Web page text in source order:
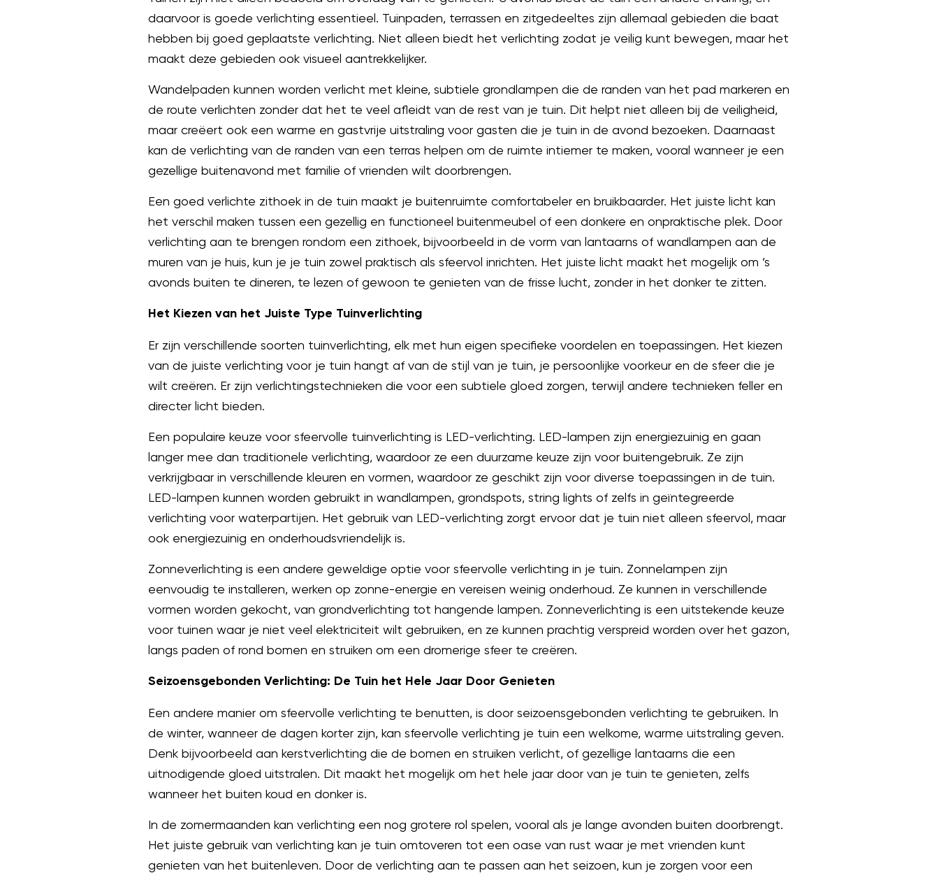
daarvoor is goede verlichting essentieel. Tuinpaden, terrassen en zitgedeeltes zijn allemaal gebieden die baat
hebben bij goed geplaatste verlichting. Niet alleen biedt het verlichting zodat je veilig kunt bewegen, maar het
maakt deze gebieden ook visueel aantrekkelijker.
Wandelpaden kunnen worden verlicht met kleine, subtiele grondlampen die de randen van het pad markeren en
de route verlichten zonder dat het te veel afleidt van de rest van je tuin. Dit helpt niet alleen bij de veiligheid,
maar creëert ook een warme en gastvrije uitstraling voor gasten die je tuin in de avond bezoeken. Daarnaast
kan de verlichting van de randen van een terras helpen om de ruimte intiemer te maken, vooral wanneer je een
gezellige buitenavond met familie of vrienden wilt doorbrengen.
Een goed verlichte zithoek in de tuin maakt je buitenruimte comfortabeler en bruikbaarder. Het juiste licht kan
het verschil maken tussen een gezellig en functioneel buitenmeubel of een donkere en onpraktische plek. Door
verlichting aan te brengen rondom een zithoek, bijvoorbeeld in de vorm van lantaarns of wandlampen aan de
muren van je huis, kun je je tuin zowel praktisch als sfeervol inrichten. Het juiste licht maakt het mogelijk om ’s
avonds buiten te dineren, te lezen of gewoon te genieten van de frisse lucht, zonder in het donker te zitten.
Het Kiezen van het Juiste Type Tuinverlichting
Er zijn verschillende soorten tuinverlichting, elk met hun eigen specifieke voordelen en toepassingen. Het kiezen
van de juiste verlichting voor je tuin hangt af van de stijl van je tuin, je persoonlijke voorkeur en de sfeer die je
wilt creëren. Er zijn verlichtingstechnieken die voor een subtiele gloed zorgen, terwijl andere technieken feller en
directer licht bieden.
Een populaire keuze voor sfeervolle tuinverlichting is LED-verlichting. LED-lampen zijn energiezuinig en gaan
langer mee dan traditionele verlichting, waardoor ze een duurzame keuze zijn voor buitengebruik. Ze zijn
verkrijgbaar in verschillende kleuren en vormen, waardoor ze geschikt zijn voor diverse toepassingen in de tuin.
LED-lampen kunnen worden gebruikt in wandlampen, grondspots, string lights of zelfs in geïntegreerde
verlichting voor waterpartijen. Het gebruik van LED-verlichting zorgt ervoor dat je tuin niet alleen sfeervol, maar
ook energiezuinig en onderhoudsvriendelijk is.
Zonneverlichting is een andere geweldige optie voor sfeervolle verlichting in je tuin. Zonnelampen zijn
eenvoudig te installeren, werken op zonne-energie en vereisen weinig onderhoud. Ze kunnen in verschillende
vormen worden gekocht, van grondverlichting tot hangende lampen. Zonneverlichting is een uitstekende keuze
voor tuinen waar je niet veel elektriciteit wilt gebruiken, en ze kunnen prachtig verspreid worden over het gazon,
langs paden of rond bomen en struiken om een dromerige sfeer te creëren.
Seizoensgebonden Verlichting: De Tuin het Hele Jaar Door Genieten
Een andere manier om sfeervolle verlichting te benutten, is door seizoensgebonden verlichting te gebruiken. In
de winter, wanneer de dagen korter zijn, kan sfeervolle verlichting je tuin een welkome, warme uitstraling geven.
Denk bijvoorbeeld aan kerstverlichting die de bomen en struiken verlicht, of gezellige lantaarns die een
uitnodigende gloed uitstralen. Dit maakt het mogelijk om het hele jaar door van je tuin te genieten, zelfs
wanneer het buiten koud en donker is.
In de zomermaanden kan verlichting een nog grotere rol spelen, vooral als je lange avonden buiten doorbrengt.
Het juiste gebruik van verlichting kan je tuin omtoveren tot een oase van rust waar je met vrienden kunt
genieten van het buitenleven. Door de verlichting aan te passen aan het seizoen, kun je zorgen voor een